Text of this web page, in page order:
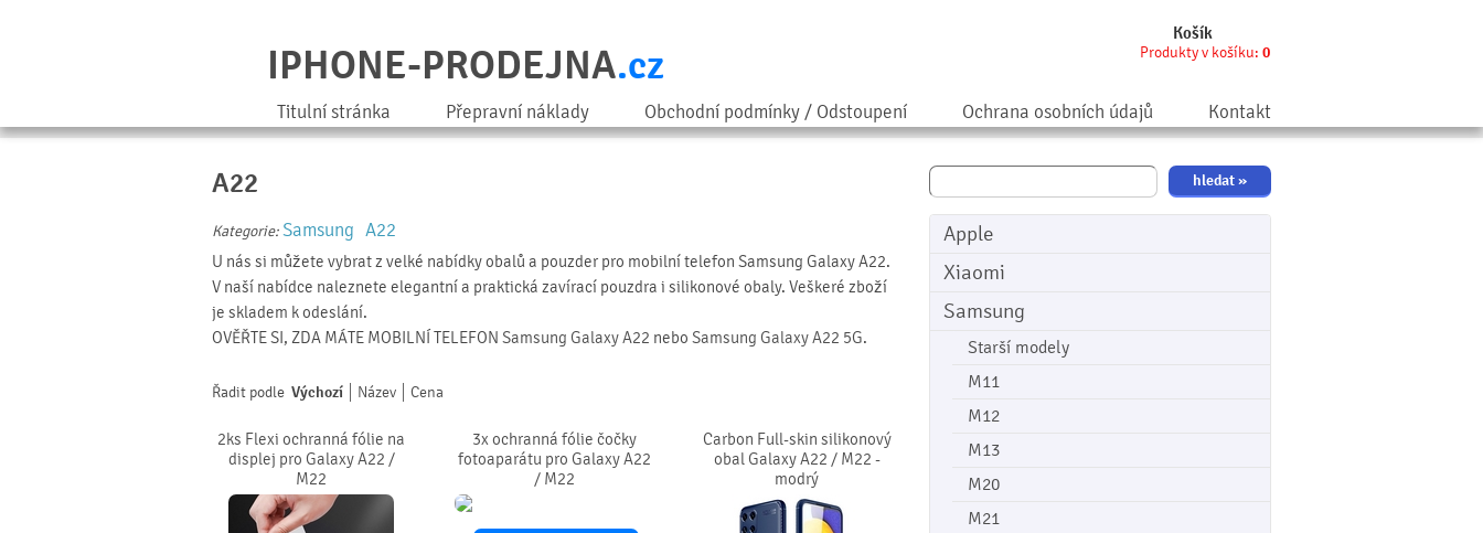
Košík
Produkty v košíku: 0
IPHONE-PRODEJNA.cz
Titulní stránka Přepravní náklady Obchodní podmínky / Odstoupení Ochrana osobních údajů Kontakt
Apple
Xiaomi
Samsung
Starší modely
M11
M12
M13
M20
M21
A22
Kategorie:Samsung A22
U nás si můžete vybrat z velké nabídky obalů a pouzder pro mobilní telefon Samsung Galaxy A22.
V naší nabídce naleznete elegantní a praktická zavírací pouzdra i silikonové obaly. Veškeré zboží
je skladem k odeslání.
OVĚŘTE SI, ZDA MÁTE MOBILNÍ TELEFON Samsung Galaxy A22 nebo Samsung Galaxy A22 5G.
Řadit podle Výchozí Název Cena
2ks Flexi ochranná fólie na
displej pro Galaxy A22 /
M22
3x ochranná fólie čočky
fotoaparátu pro Galaxy A22
/ M22
Carbon Full-skin silikonový
obal Galaxy A22 / M22 -
modrý